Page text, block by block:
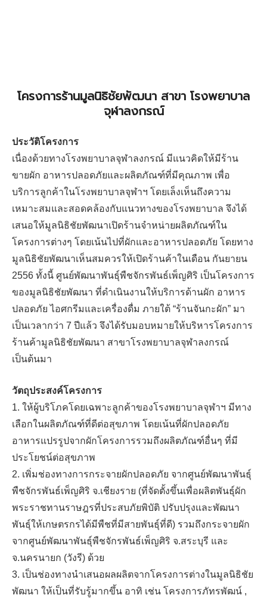
โครงการร้านมูลนิธิชัยพัฒนา สาขา โรงพยาบาล
จุฬาลงกรณ์
ประวัติโครงการ
เนื่องด้วยทางโรงพยาบาลจุฬาลงกรณ์ มีแนวคิดให้มีร้าน
ขายผัก อาหารปลอดภัยและผลิตภัณฑ์ที่มีคุณภาพ เพื่อ
บริการลูกค้าในโรงพยาบาลจุฬาฯ โดยเล็งเห็นถึงความ
เหมาะสมและสอดคล้องกับแนวทางของโรงพยาบาล จึงได้
เสนอให้มูลนิธิชัยพัฒนาเปิดร้านจำหน่ายผลิตภัณฑ์ใน
โครงการต่างๆ โดยเน้นไปที่ผักและอาหารปลอดภัย โดยทาง
มูลนิธิชัยพัฒนาเห็นสมควรให้เปิดร้านค้าในเดือน กันยายน
2556 ทั้งนี้ ศูนย์พัฒนาพันธุ์พืชจักรพันธ์เพ็ญศิริ เป็นโครงการ
ของมูลนิธิชัยพัฒนา ที่ดำเนินงานให้บริการด้านผัก อาหาร
ปลอดภัย ไอศกรีมและเครื่องดื่ม ภายใต้ “ร้านจันกะผัก” มา
เป็นเวลากว่า 7 ปีแล้ว จึงได้รับมอบหมายให้บริหารโครงการ
ร้านค้ามูลนิธิชัยพัฒนา สาขาโรงพยาบาลจุฬาลงกรณ์
เป็นต้นมา
วัตถุประสงค์โครงการ
1. ให้ผู้บริโภคโดยเฉพาะลูกค้าของโรงพยาบาลจุฬาฯ มีทาง
เลือกในผลิตภัณฑ์ที่ดีต่อสุขภาพ โดยเน้นที่ผักปลอดภัย
อาหารแปรรูปจากผักโครงการรวมถึงผลิตภัณฑ์อื่นๆ ที่มี
ประโยชน์ต่อสุขภาพ
2. เพิ่มช่องทางการกระจายผักปลอดภัย จากศูนย์พัฒนาพันธุ์
พืชจักรพันธ์เพ็ญศิริ จ.เชียงราย (ที่จัดตั้งขึ้นเพื่อผลิตพันธุ์ผัก
พระราชทานราษฎรที่ประสบภัยพิบัติ ปรับปรุงและพัฒนา
พันธุ์ให้เกษตรกรได้มีพืชที่มีสายพันธุ์ที่ดี) รวมถึงกระจายผัก
จากศูนย์พัฒนาพันธุ์พืชจักรพันธ์เพ็ญศิริ จ.สระบุรี และ
จ.นครนายก (วังรี) ด้วย
3. เป็นช่องทางนำเสนอผลผลิตจากโครงการต่างในมูลนิธิชัย
พัฒนา ให้เป็นที่รับรู้มากขึ้น อาทิ เช่น โครงการภัทรพัฒน์ ,